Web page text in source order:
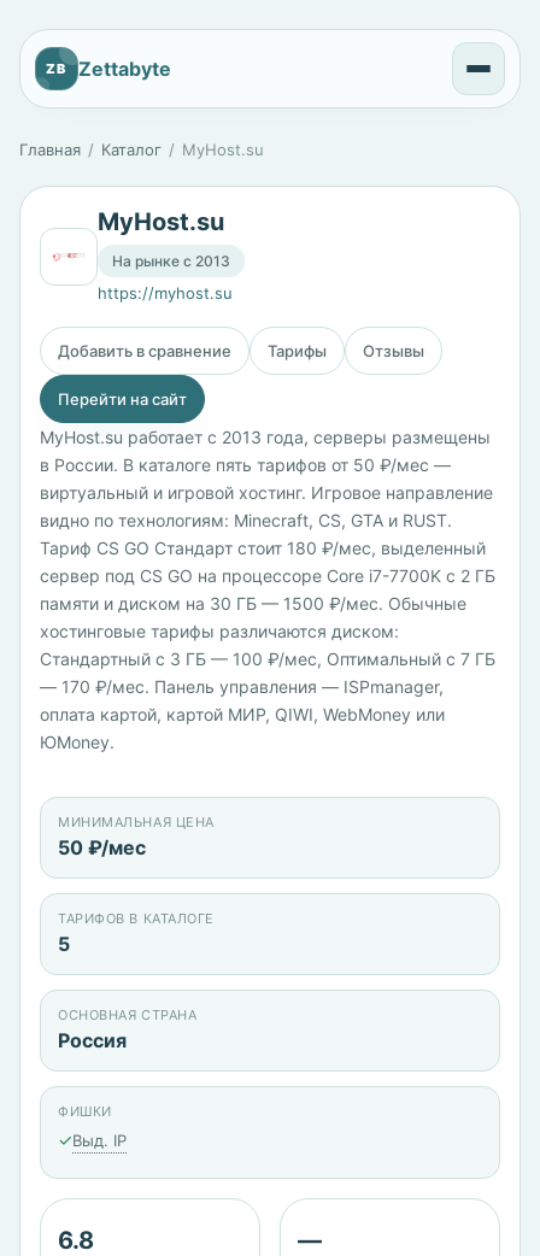
ZB Zettabyte
Главная Каталог MyHost.su
MyHost.su
На рынке с 2013
https://myhost.su
Добавить в сравнение Тарифы Отзывы
Перейти на сайт
MyHost.su работает с 2013 года, серверы размещены
в России. В каталоге пять тарифов от 50 ₽/мес —
виртуальный и игровой хостинг. Игровое направление
видно по технологиям: Minecraft, CS, GTA и RUST.
Тариф CS GO Стандарт стоит 180 ₽/мес, выделенный
сервер под CS GO на процессоре Core i7-7700K с 2 ГБ
памяти и диском на 30 ГБ — 1500 ₽/мес. Обычные
хостинговые тарифы различаются диском:
Стандартный с 3 ГБ — 100 ₽/мес, Оптимальный с 7 ГБ
— 170 ₽/мес. Панель управления — ISPmanager,
оплата картой, картой МИР, QIWI, WebMoney или
ЮMoney.
МИНИМАЛЬНАЯ ЦЕНА
50 ₽/мес
ТАРИФОВ В КАТАЛОГЕ
5
ОСНОВНАЯ СТРАНА
Россия
ФИШКИ
✓Выд. IP
6.8 —